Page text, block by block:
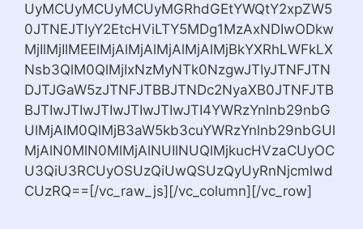
UyMCUyMCUyMCUyMGRhdGEtYWQtY2xpZW5
0JTNEJTIyY2EtcHViLTY5MDg1MzAxNDIwODkw
MjIlMjIlMEElMjAlMjAlMjAlMjAlMjBkYXRhLWFkLX
Nsb3QlM0QlMjIxNzMyNTk0NzgwJTIyJTNFJTN
DJTJGaW5zJTNFJTBBJTNDc2NyaXB0JTNFJTB
BJTIwJTIwJTIwJTIwJTIwJTI4YWRzYnlnb29nbG
UlMjAlM0QlMjB3aW5kb3cuYWRzYnlnb29nbGUl
MjAlN0MlN0MlMjAlNUIlNUQlMjkucHVzaCUyOC
U3QiU3RCUyOSUzQiUwQSUzQyUyRnNjcmlwd
CUzRQ==[/vc_raw_js][/vc_column][/vc_row]